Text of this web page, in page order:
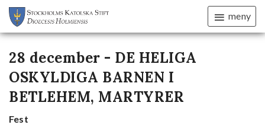
meny
28 december - DE HELIGA
OSKYLDIGA BARNEN I
BETLEHEM, MARTYRER
Fest